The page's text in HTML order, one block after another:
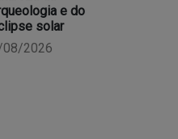
e do
solar
2026